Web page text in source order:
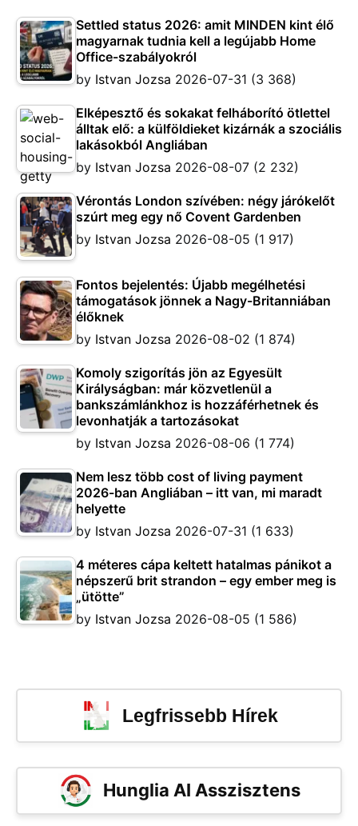
Settled status 2026: amit MINDEN kint élő
magyarnak tudnia kell a legújabb Home
Office-szabályokról
by Istvan Jozsa 2026-07-31 (3 368)
Elképesztő és sokakat felháborító ötlettel
álltak elő: a külföldieket kizárnák a szociális
lakásokból Angliában
by Istvan Jozsa 2026-08-07 (2 232)
Vérontás London szívében: négy járókelőt
szúrt meg egy nő Covent Gardenben
by Istvan Jozsa 2026-08-05 (1 917)
Fontos bejelentés: Újabb megélhetési
támogatások jönnek a Nagy-Britanniában
élőknek
by Istvan Jozsa 2026-08-02 (1 874)
Komoly szigorítás jön az Egyesült
Királyságban: már közvetlenül a
bankszámlánkhoz is hozzáférhetnek és
levonhatják a tartozásokat
by Istvan Jozsa 2026-08-06 (1 774)
Nem lesz több cost of living payment
2026-ban Angliában – itt van, mi maradt
helyette
by Istvan Jozsa 2026-07-31 (1 633)
4 méteres cápa keltett hatalmas pánikot a
népszerű brit strandon – egy ember meg is
„ütötte”
by Istvan Jozsa 2026-08-05 (1 586)
Legfrissebb Hírek
Hunglia AI Asszisztens